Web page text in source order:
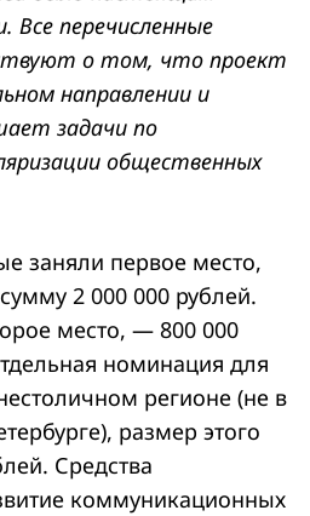
Все перечисленные
о том, что проект
направлении и
задачи по
общественных
заняли первое место,
2 000 000 рублей.
место, — 800 000
номинация для
регионе (не в
размер этого
Средства
коммуникационных